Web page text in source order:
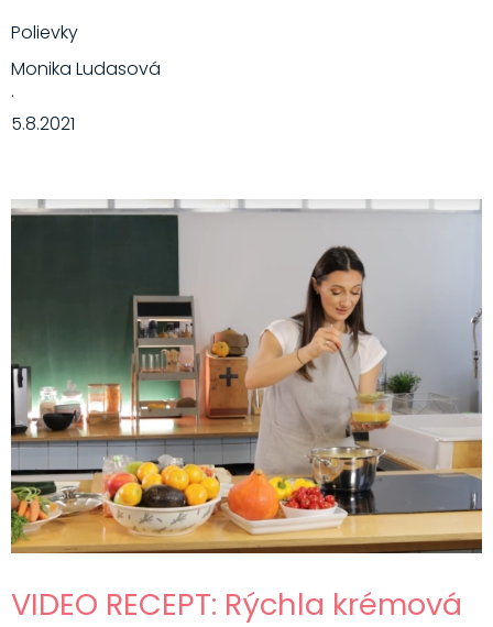
Polievky
Monika Ludasová
·
5.8.2021
VIDEO RECEPT: Rýchla krémová